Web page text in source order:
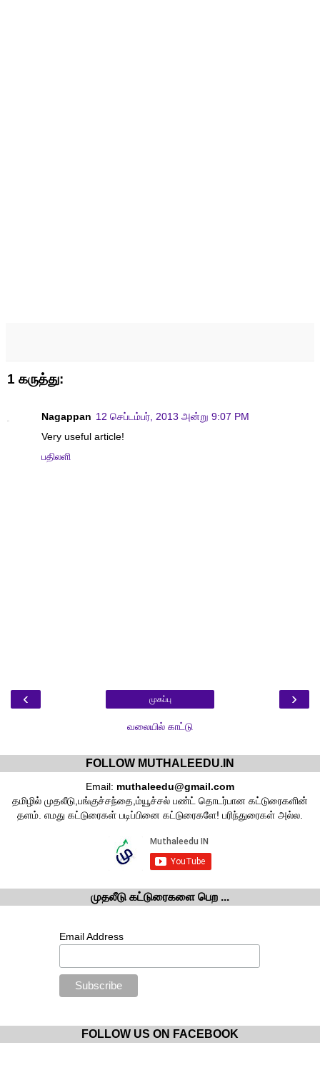
1 கருத்து:
Nagappan 12 செப்டம்பர், 2013 அன்று 9:07 PM
Very useful article!
பதிலளி
‹ ›
முகப்பு
வலையில் காட்டு
FOLLOW MUTHALEEDU.IN
Email: muthaleedu@gmail.com
தமிழில் முதலீடு,பங்குச்சந்தை,ம்யூச்சல் பண்ட் தொடர்பான கட்டுரைகளின்
தளம். எமது கட்டுரைகள் படிப்பினை கட்டுரைகளே! பரிந்துரைகள் அல்ல.
முதலீடு கட்டுரைகளை பெற ...
Email Address
FOLLOW US ON FACEBOOK